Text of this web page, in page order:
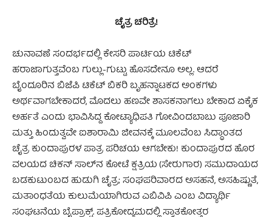
ಚೈತ್ರ ಚರಿತ್ರೆ!
ಚುನಾವಣೆ ಸಂದರ್ಭದಲ್ಲಿ ಕೇಸರಿ ಪಾರ್ಟಿಯ ಟಿಕೆಟ್
ಹರಾಜಾಗುತ್ತವೆಂಬ ಗುಲ್ಲು-ಗುಟ್ಟು ಹೊಸದೇನೂ ಅಲ್ಲ. ಆದರೆ
ಬೈಂದೂರಿನ ಬಿಜೆಪಿ ಟಿಕೆಟ್ ಬಿಕರಿ ಬೃಹನ್ನಾಟಕದ ಅಂಕಗಳು
ಅರ್ಥವಾಗಬೇಕಾದರೆ, ಮೊದಲು ಹಣವೇ ಶಾಸಕನಾಗಲು ಬೇಕಾದ ಏಕೈಕ
ಅರ್ಹತೆ ಎಂದು ಭಾವಿಸಿದ್ದ ಕೋಟ್ಯಾಧಿಪತಿ ಗೋವಿಂದಬಾಬು ಪೂಜಾರಿ
ಮತ್ತು ಹಿಂದುತ್ವವೇ ಐಶಾರಾಮಿ ಜೀವನಕ್ಕೆ ಮೂಲವೆಂಬ ಸಿದ್ಧಾಂತದ
ಚೈತ್ರ ಕುಂದಾಪುರಳ ಪಾತ್ರ ಪರಿಚಯ ಆಗಬೇಕು! ಕುಂದಾಪುರದ ಹೊರ
ವಲಯದ ಚಿಕನ್ ಸಾಲ್‌ನ ಕೋಟೆ ಕ್ಷತ್ರಿಯ (ಸೇರುಗಾರ) ಸಮುದಾಯದ
ಬಡಕುಟುಂಬದ ಹುಡುಗಿ ಚೈತ್ರ; ಸಂಘಪರಿವಾರದ ಅಸಹನೆ, ಅಸಹಿಷ್ಣುತೆ,
ಮತಾಂಧತೆಯ ಕುಲುಮೆಯಾಗಿರುವ ಎಬಿವಿಪಿ ಎಂಬ ವಿದ್ಯಾರ್ಥಿ
ಸಂಘಟನೆಯ ಬೈಪ್ರಾಕ್ಟ್. ಪತ್ರಿಕೋದ್ಯಮದಲ್ಲಿ ಸ್ನಾತಕೋತ್ತರ